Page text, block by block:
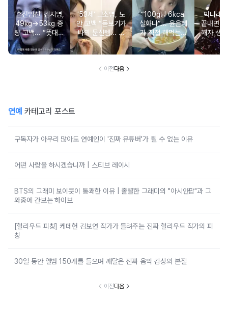
‘혼전임신’ 김지영,
49kg→53kg 증
량 고백... “뜻대로
안돼”
‘53세’ 고소영, 노
안 고백 “돋보기가
나의 문신템... 받
아들이기로 했다”
“100g당 6kcal
실화냐”... 윤은혜
가 직접 해먹는다
는 ‘저칼로리 건강
밥’ 레시피, 난리
박나래
끝내면
해자 생
이전다음
연예 카테고리 포스트
구독자가 아무리 많아도 연예인이 '진짜 유튜버'가 될 수 없는 이유
어떤 사랑을 하시겠습니까 | 스티브 레이시
BTS의 그래미 보이콧이 통쾌한 이유 | 졸렬한 그래미의 "아시안팝"과 그
와중에 간보는 하이브
[헐리우드 피칭] 케데헌 김보연 작가가 들려주는 진짜 헐리우드 작가의 피
칭
30일 동안 앨범 150개를 들으며 깨달은 진짜 음악 감상의 본질
이전다음